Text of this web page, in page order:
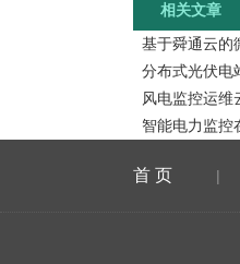
相关文章
基于舜通云的
分布式光伏电
风电监控运维
智能电力监控
首 页 |